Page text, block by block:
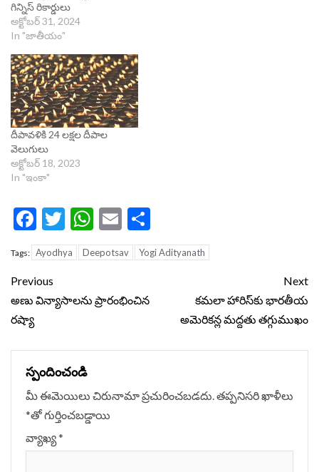
గిన్నిస్ రికార్డులు
అక్టోబర్ 31, 2024
In "జాతీయం"
దీపావళికి 24 లక్షల దీపాల
వెలుగులు
అక్టోబర్ 18, 2023
In "ఇంకా"
Facebook
Twitter
WhatsApp
Email
Tags: Ayodhya Deepotsav Yogi Adityanath
Continue
Reading
Previous
అణు విన్యాసాలను ప్రారంభించిన
రష్యా
Next
కమలా హారిస్‌కు భారతీయ
అమెరికన్ల మద్దతు తగ్గుముఖం
స్పందించండి
మీ ఈమెయిలు చిరునామా ప్రచురించబడదు. తప్పనిసరి ఖాళీలు
*‌తో గుర్తించబడ్డాయి
వ్యాఖ్య*